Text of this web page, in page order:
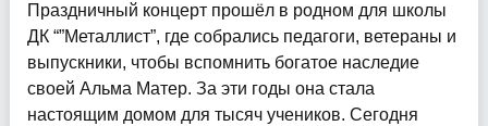
Праздничный концерт прошёл в родном для школы
ДК “”Металлист”, где собрались педагоги, ветераны и
выпускники, чтобы вспомнить богатое наследие
своей Альма Матер. За эти годы она стала
настоящим домом для тысяч учеников. Сегодня